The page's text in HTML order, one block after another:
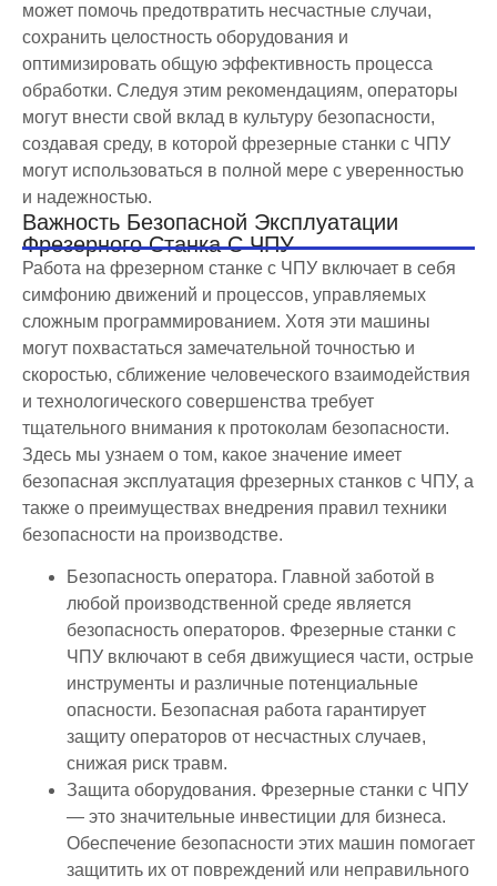
может помочь предотвратить несчастные случаи,
сохранить целостность оборудования и
оптимизировать общую эффективность процесса
обработки. Следуя этим рекомендациям, операторы
могут внести свой вклад в культуру безопасности,
создавая среду, в которой фрезерные станки с ЧПУ
могут использоваться в полной мере с уверенностью
и надежностью.
Важность Безопасной Эксплуатации
Фрезерного Станка С ЧПУ
Работа на фрезерном станке с ЧПУ включает в себя
симфонию движений и процессов, управляемых
сложным программированием. Хотя эти машины
могут похвастаться замечательной точностью и
скоростью, сближение человеческого взаимодействия
и технологического совершенства требует
тщательного внимания к протоколам безопасности.
Здесь мы узнаем о том, какое значение имеет
безопасная эксплуатация фрезерных станков с ЧПУ, а
также о преимуществах внедрения правил техники
безопасности на производстве.
Безопасность оператора. Главной заботой в
любой производственной среде является
безопасность операторов. Фрезерные станки с
ЧПУ включают в себя движущиеся части, острые
инструменты и различные потенциальные
опасности. Безопасная работа гарантирует
защиту операторов от несчастных случаев,
снижая риск травм.
Защита оборудования. Фрезерные станки с ЧПУ
— это значительные инвестиции для бизнеса.
Обеспечение безопасности этих машин помогает
защитить их от повреждений или неправильного